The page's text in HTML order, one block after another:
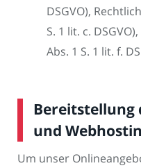
DSGVO),
S. 1 lit. c.
Abs. 1 S. 1 lit. f.
Bereitstellung
und
Um unser